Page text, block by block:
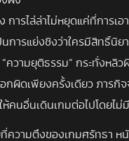
การไล่ล่าไม่หยุดแค่ที่การเอ
การแย่งชิงว่าใครมีสิทธิ์นิย
ความยุติธรรม” กระทั่งหลิวผิ
อกผิดเพียงครั้งเดียว ภารกิจ
ห้คนอื่นเดินเกมต่อไปโดยไม่
ความตึงของเกมศรัทธา หนั